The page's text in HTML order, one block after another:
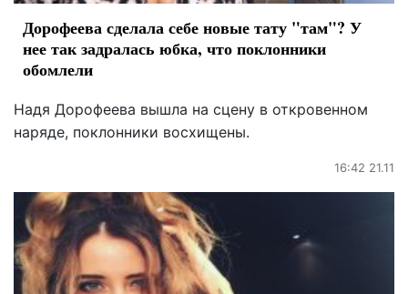
Дорофеева сделала себе новые тату "там"? У
нее так задралась юбка, что поклонники
обомлели
Надя Дорофеева вышла на сцену в откровенном
наряде, поклонники восхищены.
16:42 21.11